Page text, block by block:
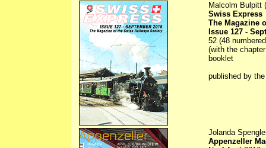
Malcolm Bulpitt
Swiss Express
The Magazine
Issue 127 -
52 (48
(with the
booklet
published by
Jolanda
Appenzeller